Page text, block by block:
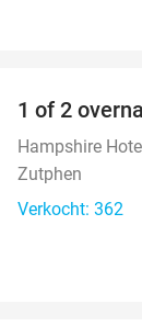
1 of 2
Hampshire
Zutphen
Verkocht: 362